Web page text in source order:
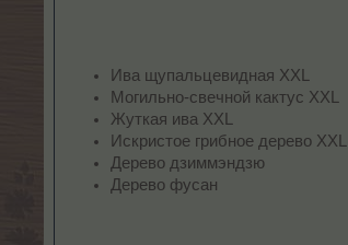
Ива щупальцевидная XXL
Могильно-свечной кактус XXL
Жуткая ива XXL
Искристое грибное дерево XXL
Дерево дзиммэндзю
Дерево фусан